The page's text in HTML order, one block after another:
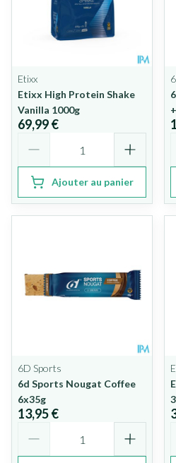
Etixx
Etixx High Protein Shake
Vanilla 1000g
69,99 €
Ajouter au panier
6D Sports
6d Sports Nougat Coffee
6x35g
13,95 €